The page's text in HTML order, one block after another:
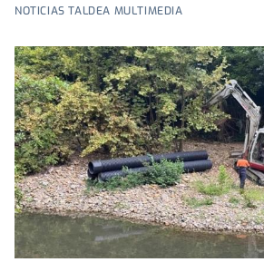
NOTICIAS TALDEA MULTIMEDIA